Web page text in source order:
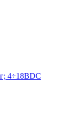
4÷18ВDC